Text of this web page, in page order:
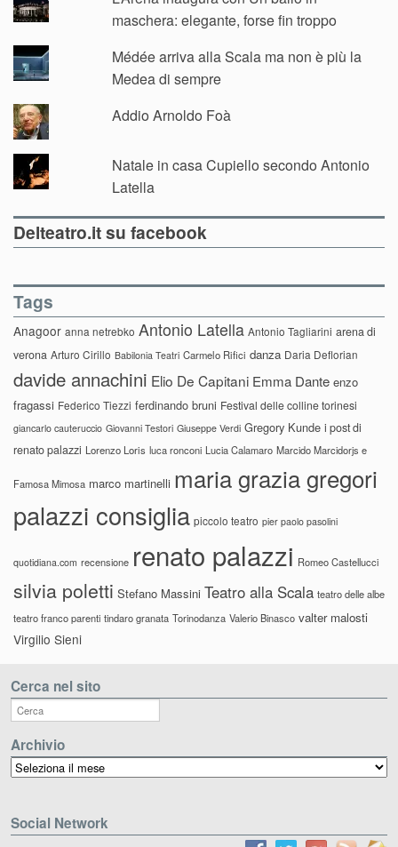
maschera: elegante, forse fin troppo
Médée arriva alla Scala ma non è più la
Medea di sempre
Addio Arnoldo Foà
Natale in casa Cupiello secondo Antonio
Latella
Delteatro.it su facebook
Tags
Anagoor anna netrebko Antonio Latella Antonio Tagliarini arena di
verona Arturo Cirillo Babilonia Teatri Carmelo Rifici danza Daria Deflorian
davide annachini Elio De Capitani Emma Dante enzo
fragassi Federico Tiezzi ferdinando bruni Festival delle colline torinesi
giancarlo cauteruccio Giovanni Testori Giuseppe Verdi Gregory Kunde i post di
renato palazzi Lorenzo Loris luca ronconi Lucia Calamaro Marcido Marcidorjs e
Famosa Mimosa marco martinelli maria grazia gregori
palazzi consiglia piccolo teatro pier paolo pasolini
quotidiana.com recensione renato palazzi Romeo Castellucci
silvia poletti Stefano Massini Teatro alla Scala teatro delle albe
teatro franco parenti tindaro granata Torinodanza Valerio Binasco valter malosti
Virgilio Sieni
Cerca nel sito
Archivio
Archivio
Social Network